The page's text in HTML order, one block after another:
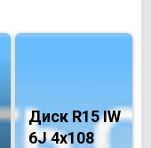
Диск R15 IW
6J 4х108